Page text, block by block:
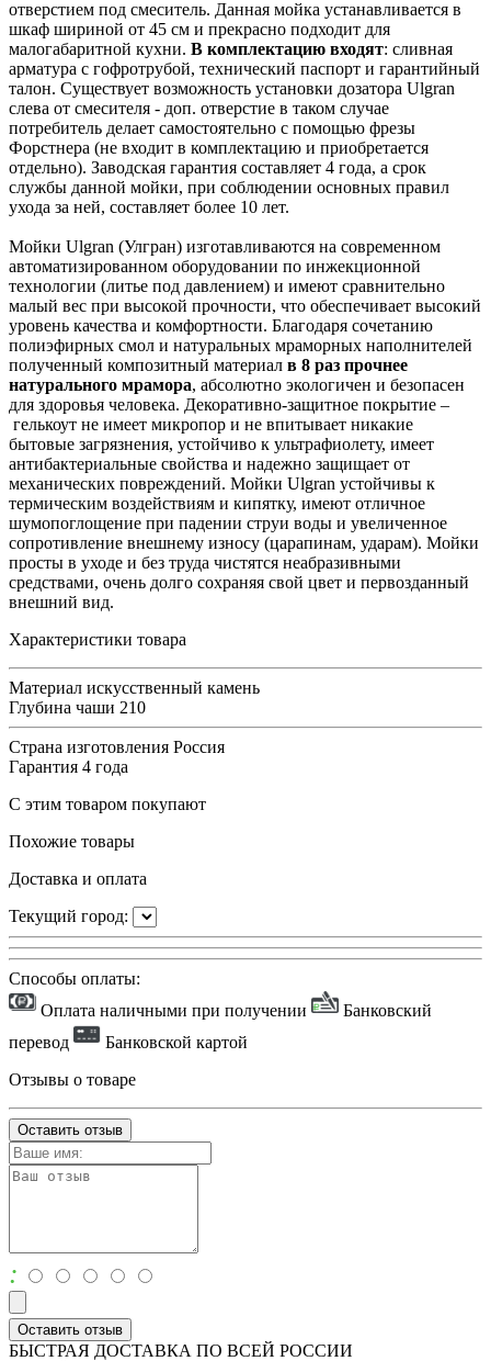
отверстием под смеситель. Данная мойка устанавливается в
шкаф шириной от 45 см и прекрасно подходит для
малогабаритной кухни. В комплектацию входят: сливная
арматура с гофротрубой, технический паспорт и гарантийный
талон. Существует возможность установки дозатора Ulgran
слева от смесителя - доп. отверстие в таком случае
потребитель делает самостоятельно с помощью фрезы
Форстнера (не входит в комплектацию и приобретается
отдельно). Заводская гарантия составляет 4 года, а срок
службы данной мойки, при соблюдении основных правил
ухода за ней, составляет более 10 лет.
Мойки Ulgran (Улгран) изготавливаются на современном
автоматизированном оборудовании по инжекционной
технологии (литье под давлением) и имеют сравнительно
малый вес при высокой прочности, что обеспечивает высокий
уровень качества и комфортности. Благодаря сочетанию
полиэфирных смол и натуральных мраморных наполнителей
полученный композитный материал в 8 раз прочнее
натурального мрамора, абсолютно экологичен и безопасен
для здоровья человека. Декоративно-защитное покрытие –
гелькоут не имеет микропор и не впитывает никакие
бытовые загрязнения, устойчиво к ультрафиолету, имеет
антибактериальные свойства и надежно защищает от
механических повреждений. Мойки Ulgran устойчивы к
термическим воздействиям и кипятку, имеют отличное
шумопоглощение при падении струи воды и увеличенное
сопротивление внешнему износу (царапинам, ударам). Мойки
просты в уходе и без труда чистятся неабразивными
средствами, очень долго сохраняя свой цвет и первозданный
внешний вид.
Характеристики товара
Материал искусственный камень
Глубина чаши 210
Страна изготовления Россия
Гарантия 4 года
С этим товаром покупают
Похожие товары
Доставка и оплата
Текущий город:
Способы оплаты:
Оплата наличными при получении
Банковский
перевод
Банковской картой
Отзывы о товаре
Оставить отзыв
:
Оставить отзыв
БЫСТРАЯ ДОСТАВКА ПО ВСЕЙ РОССИИ